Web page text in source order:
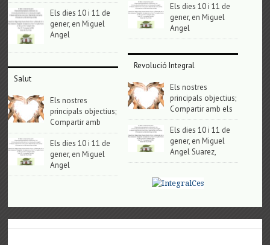
Els dies 10 i 11 de
gener, en Miguel
Angel
Salut
Els nostres
principals objectius;
Compartir amb
Els dies 10 i 11 de
gener, en Miguel
Angel
Els dies 10 i 11 de
gener, en Miguel
Angel
Revolució Integral
Els nostres
principals objectius;
Compartir amb els
Els dies 10 i 11 de
gener, en Miguel
Angel Suarez,